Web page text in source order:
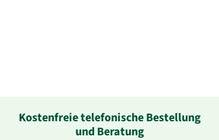
Kostenfreie telefonische Bestellung
und Beratung